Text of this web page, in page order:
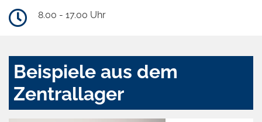
8.00 - 17.00 Uhr
Beispiele aus dem
Zentrallager